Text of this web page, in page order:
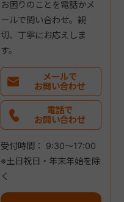
お困りのことを電話かメ
ールで問い合わせ。親
切、丁寧にお応えしま
す。
メールで
お問い合わせ
電話で
お問い合わせ
受付時間： 9:30～17:00
※土日祝日・年末年始を除
く